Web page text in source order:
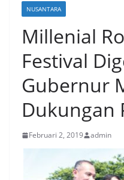
NUSANTARA
Millenial
Festival
Gubernur
Dukungan
Februari 2, 2019 admin